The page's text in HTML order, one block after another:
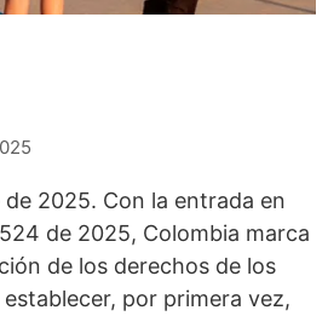
2025. Con la entrada en
de 2025, Colombia marca
de los derechos de los
por primera vez,